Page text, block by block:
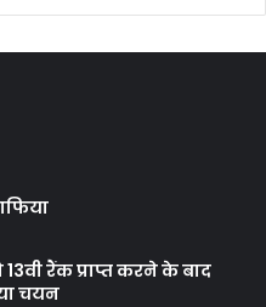
रैंक प्राप्त करने के बाद
चयन